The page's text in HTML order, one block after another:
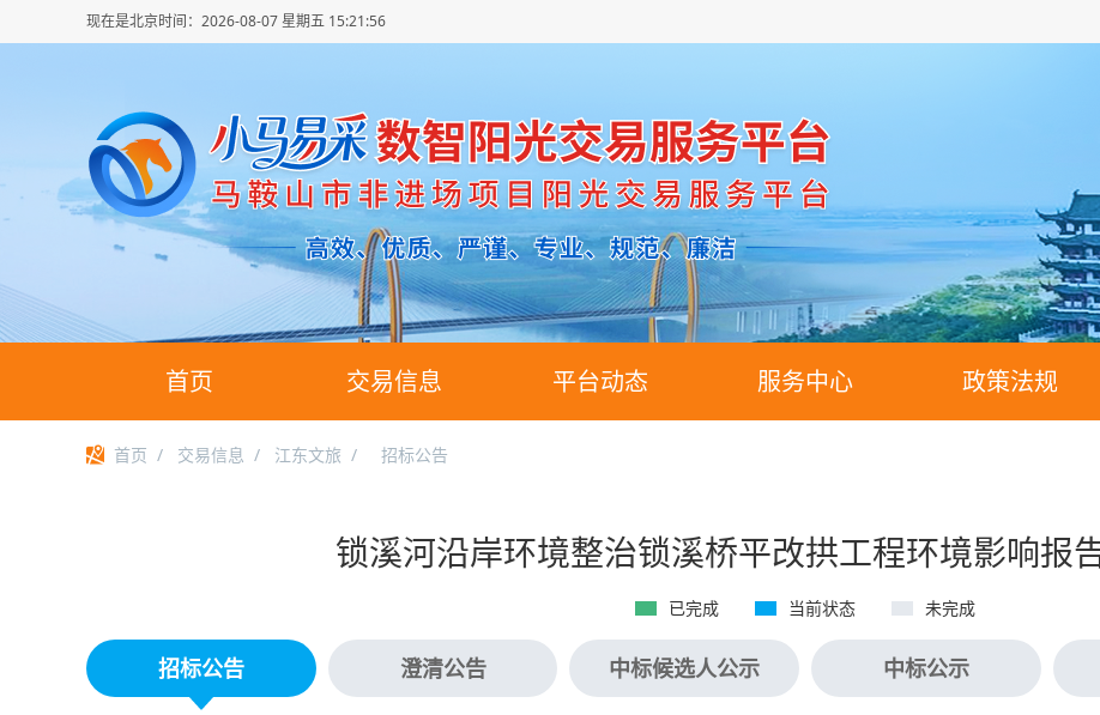
现在是北京时间： 2026-08-07 星期五 15:21:57
首页 交易信息 平台动态 服务中心 政策法规
首页 / 交易信息 / 江东文旅 / 招标公告
锁溪河沿岸环境整治锁溪桥平改拱工程环境影响报
已完成 当前状态 未完成
招标公告 澄清公告 中标候选人公示 中标公示